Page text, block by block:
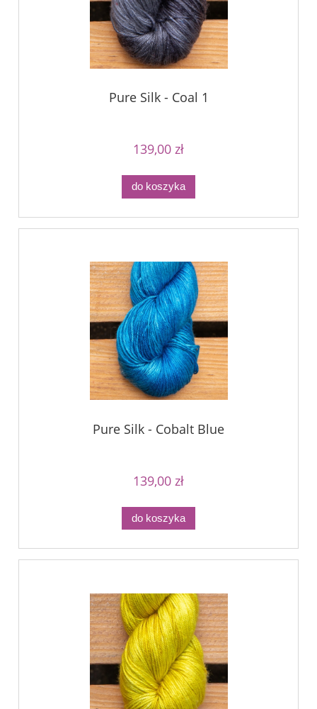
Pure Silk - Coal 1
139,00 zł
do koszyka
Pure Silk - Cobalt Blue
139,00 zł
do koszyka